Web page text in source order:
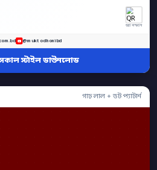
অ্যাপ স্ক্যান
@muktodhonibd
স্টাইল ডাউনলোড
গাঢ় লাল + ডট প্যাটার্ন